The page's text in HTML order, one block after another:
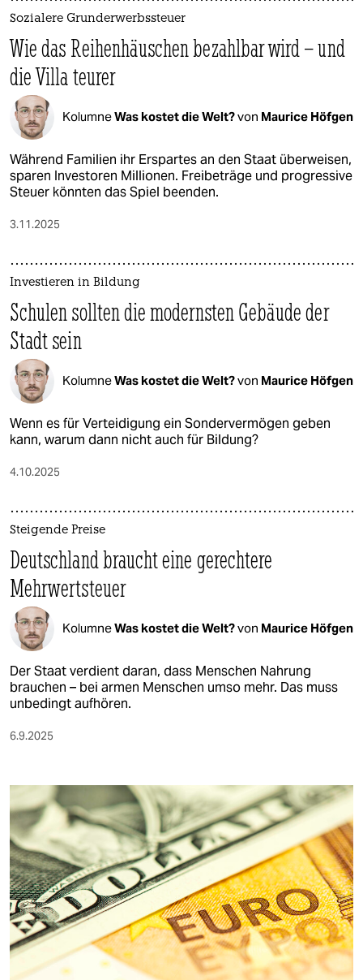
Sozialere Grunderwerbssteuer
Wie das Reihenhäuschen bezahlbar wird – und
die Villa teurer
KolumneWas kostet die Welt?von Maurice Höfgen
Während Familien ihr Erspartes an den Staat überweisen,
sparen Investoren Millionen. Freibeträge und progressive
Steuer könnten das Spiel beenden.
3.11.2025
Investieren in Bildung
Schulen sollten die modernsten Gebäude der
Stadt sein
KolumneWas kostet die Welt?von Maurice Höfgen
Wenn es für Verteidigung ein Sondervermögen geben
kann, warum dann nicht auch für Bildung?
4.10.2025
Steigende Preise
Deutschland braucht eine gerechtere
Mehrwertsteuer
KolumneWas kostet die Welt?von Maurice Höfgen
Der Staat verdient daran, dass Menschen Nahrung
brauchen – bei armen Menschen umso mehr. Das muss
unbedingt aufhören.
6.9.2025